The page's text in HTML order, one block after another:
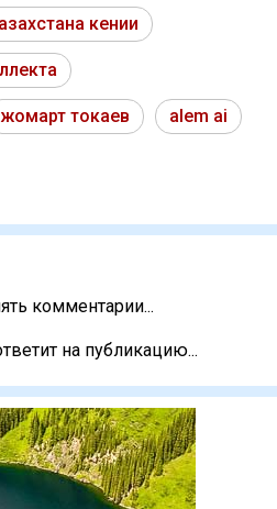
кении
жомарт токаев alem ai
комментарии...
на публикацию...